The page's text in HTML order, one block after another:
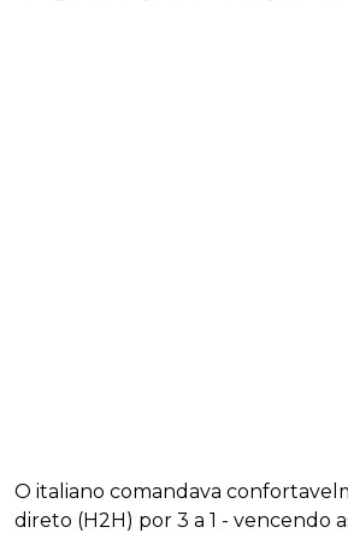
O italiano comandava
direto (H2H) por 3 a 1 - vencendo